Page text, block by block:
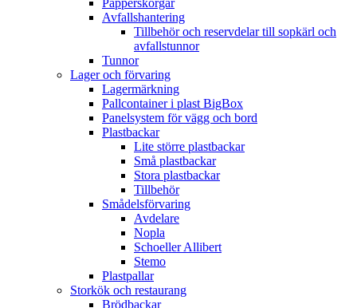
Papperskorgar
Avfallshantering
Tillbehör och reservdelar till sopkärl och
avfallstunnor
Tunnor
Lager och förvaring
Lagermärkning
Pallcontainer i plast BigBox
Panelsystem för vägg och bord
Plastbackar
Lite större plastbackar
Små plastbackar
Stora plastbackar
Tillbehör
Smådelsförvaring
Avdelare
Nopla
Schoeller Allibert
Stemo
Plastpallar
Storkök och restaurang
Brödbackar